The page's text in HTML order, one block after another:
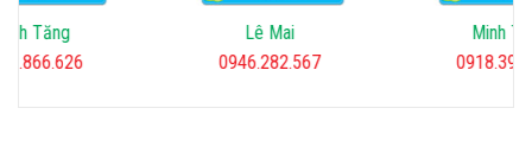
Minh
Tăng
Lê Mai
0946.282.567